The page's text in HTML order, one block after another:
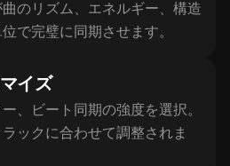
のリズム、エネルギー、構造
で完璧に同期させます。
イズ
、ビート同期の強度を選択。
ックに合わせて調整されま